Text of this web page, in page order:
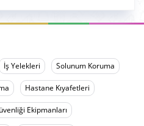
İş Yelekleri Solunum Koruma
Hastane Kıyafetleri
Ekipmanları